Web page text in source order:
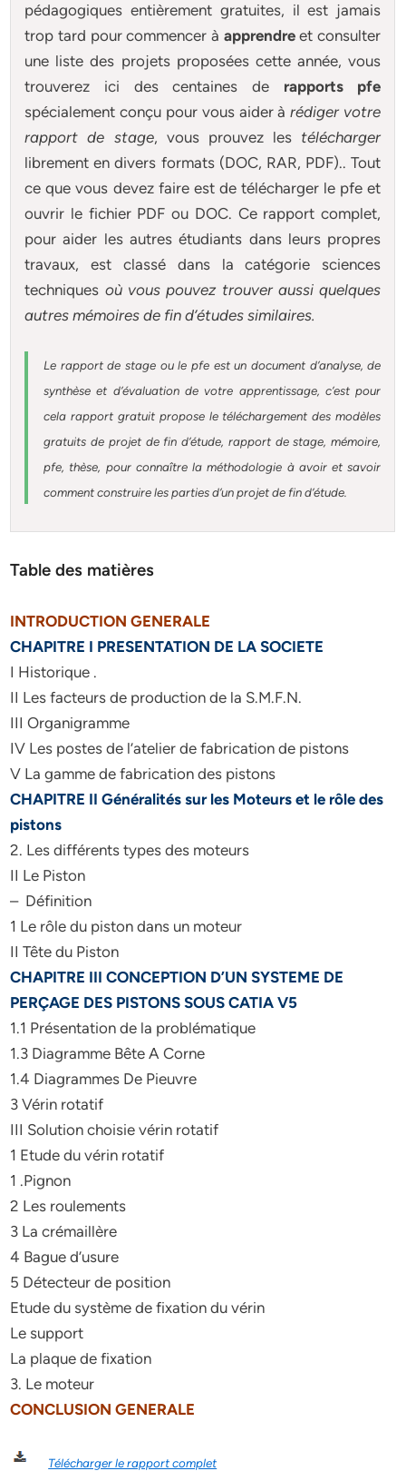
pédagogiques entièrement gratuites, il est jamais
trop tard pour commencer à apprendreet consulter
une liste des projets proposées cette année, vous
trouverez ici des centaines de rapports pfe
spécialement conçu pour vous aider àrédiger votre
rapport de stage, vous prouvez les télécharger
librement en divers formats (DOC, RAR, PDF).. Tout
ce que vous devez faire est de télécharger le pfe et
ouvrir le fichier PDF ou DOC. Ce rapport complet,
pour aider les autres étudiants dans leurs propres
travaux, est classé dans la catégorie sciences
techniques où vous pouvez trouver aussi quelques
autresmémoiresde fin d’études similaires.
Le rapport de stage ou le pfe est un document d’analyse, de
synthèse et d’évaluation de votre apprentissage, c’est pour
cela rapport gratuit propose le téléchargement des modèles
gratuits de projet de fin d’étude, rapport de stage, mémoire,
pfe, thèse, pour connaître la méthodologie à avoir et savoir
comment construire les parties d’un projet de fin d’étude
Table des matières
INTRODUCTION GENERALE
CHAPITRE I PRESENTATION DE LA SOCIETE
I Historique .
II Les facteurs de production de la S.M.F.N.
III Organigramme
IV Les postes de l’atelier de fabrication de pistons
V La gamme de fabrication des pistons
CHAPITRE II Généralités sur les Moteurs et le rôle des
pistons
2. Les différents types des moteurs
II Le Piston
– Définition
1 Le rôle du piston dans un moteur
II Tête du Piston
CHAPITRE III CONCEPTION D’UN SYSTEME DE
PERÇAGE DES PISTONS SOUS CATIA V5
1.1 Présentation de la problématique
1.3 Diagramme Bête A Corne
1.4 Diagrammes De Pieuvre
3 Vérin rotatif
III Solution choisie vérin rotatif
1 Etude du vérin rotatif
1 .Pignon
2 Les roulements
3 La crémaillère
4 Bague d’usure
5 Détecteur de position
Etude du système de fixation du vérin
Le support
La plaque de fixation
3. Le moteur
CONCLUSION GENERALE
Télécharger le rapport complet